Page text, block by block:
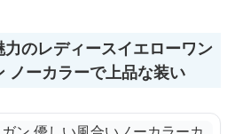
のレディースイエローワン
ノーカラーで上品な装い